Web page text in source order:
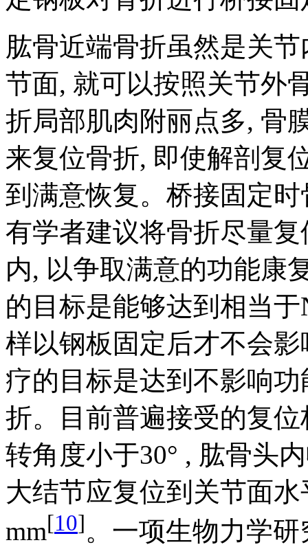
肱骨近端骨折虽然是关
节面, 就可以按照关节外
折局部肌肉附丽点多, 骨
来复位骨折, 即使解剖复
到满意恢复。桥接固定
有学者建议将骨折尽量
内, 以争取满意的功能康
的目标是能够达到相当
样以钢板固定后才不会
疗的目标是达到不影响
折。目前普遍接受的复
转角度小于30° , 肱骨头
大结节应复位到关节面
mm[10]。一项生物力学